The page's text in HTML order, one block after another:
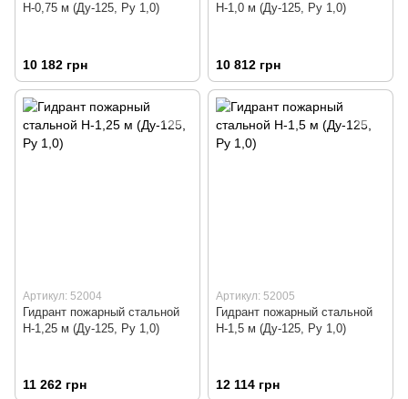
Н-0,75 м (Ду-125, Ру 1,0)
10 182 грн
Н-1,0 м (Ду-125, Ру 1,0)
10 812 грн
Артикул: 52004
Гидрант пожарный стальной
Н-1,25 м (Ду-125, Ру 1,0)
11 262 грн
Артикул: 52005
Гидрант пожарный стальной
Н-1,5 м (Ду-125, Ру 1,0)
12 114 грн